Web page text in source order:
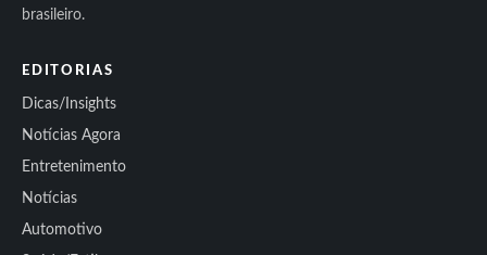
brasileiro.
EDITORIAS
Dicas/Insights
Notícias Agora
Entretenimento
Notícias
Automotivo